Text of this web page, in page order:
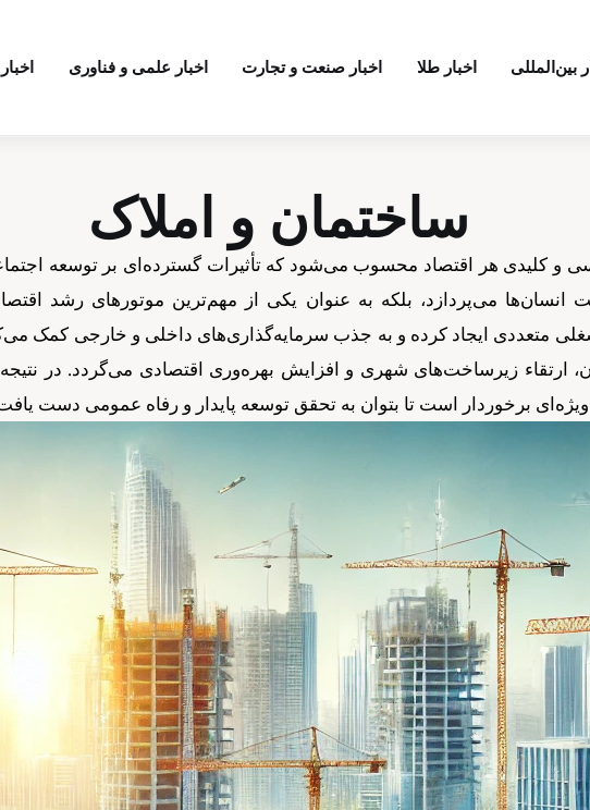
بین‌المللی اخبار طلا اخبار صنعت و تجارت اخبار علمی و فناوری
ساختمان و املاک
و کلیدی هر اقتصاد محسوب می‌شود که تأثیرات گسترده‌ای بر توسعه
انسان‌ها می‌پردازد، بلکه به عنوان یکی از مهم‌ترین موتورهای رشد
متعددی ایجاد کرده و به جذب سرمایه‌گذاری‌های داخلی و خارجی کمک
ارتقاء زیرساخت‌های شهری و افزایش بهره‌وری اقتصادی می‌گردد. در
برخوردار است تا بتوان به تحقق توسعه پایدار و رفاه عمومی دست